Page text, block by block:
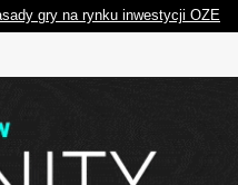
gry na rynku inwestycji OZE